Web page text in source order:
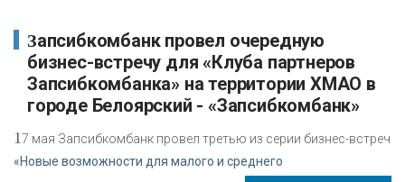
Запсибкомбанк провел очередную
бизнес-встречу для «Клуба партнеров
Запсибкомбанка» на территории ХМАО в
городе Белоярский - «Запсибкомбанк»
17 мая Запсибкомбанк провел третью из серии бизнес-встреч
«Новые возможности для малого и среднего